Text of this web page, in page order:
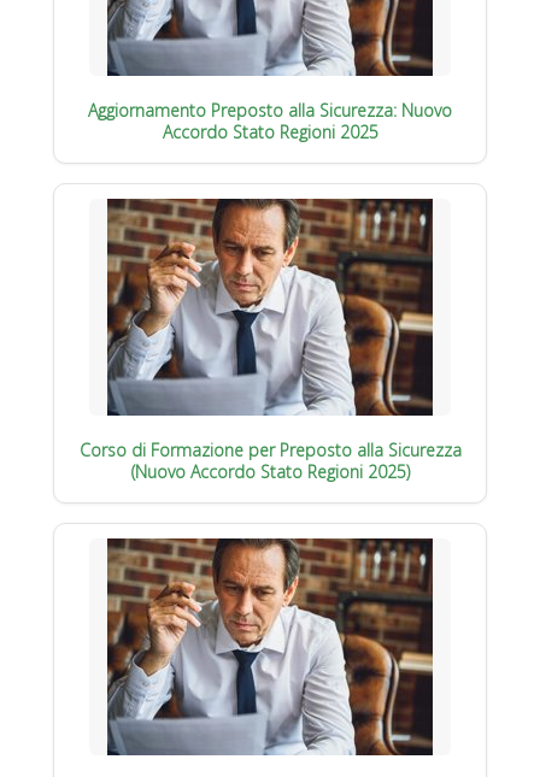
Aggiornamento Preposto alla Sicurezza: Nuovo
Accordo Stato Regioni 2025
Corso di Formazione per Preposto alla Sicurezza
(Nuovo Accordo Stato Regioni 2025)